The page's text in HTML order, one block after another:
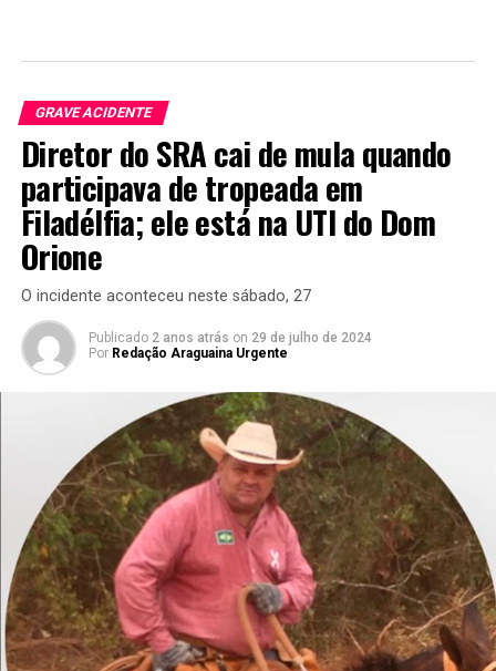
GRAVE ACIDENTE
Diretor do SRA cai de mula quando
participava de tropeada em
Filadélfia; ele está na UTI do Dom
Orione
O incidente aconteceu neste sábado, 27
Publicado 2 anos atrás on 29 de julho de 2024
Por Redação Araguaina Urgente